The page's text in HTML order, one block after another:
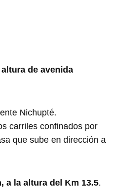
de avenida
Nichupté.
carriles confinados por
que sube en dirección a
a la altura del Km 13.5.